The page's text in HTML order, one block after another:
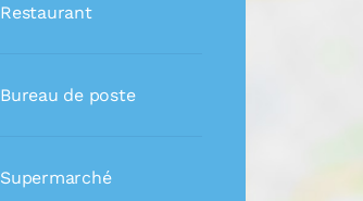
Restaurant
Bureau de poste
Supermarché